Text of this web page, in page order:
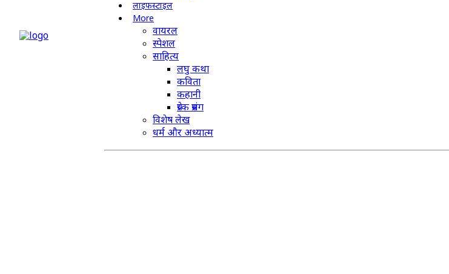
लाइफस्टाइल
More
वायरल
स्पेशल
साहित्य
लघु कथा
कविता
कहानी
प्रेरक प्रसंग
विशेष लेख
धर्म और अध्यात्म